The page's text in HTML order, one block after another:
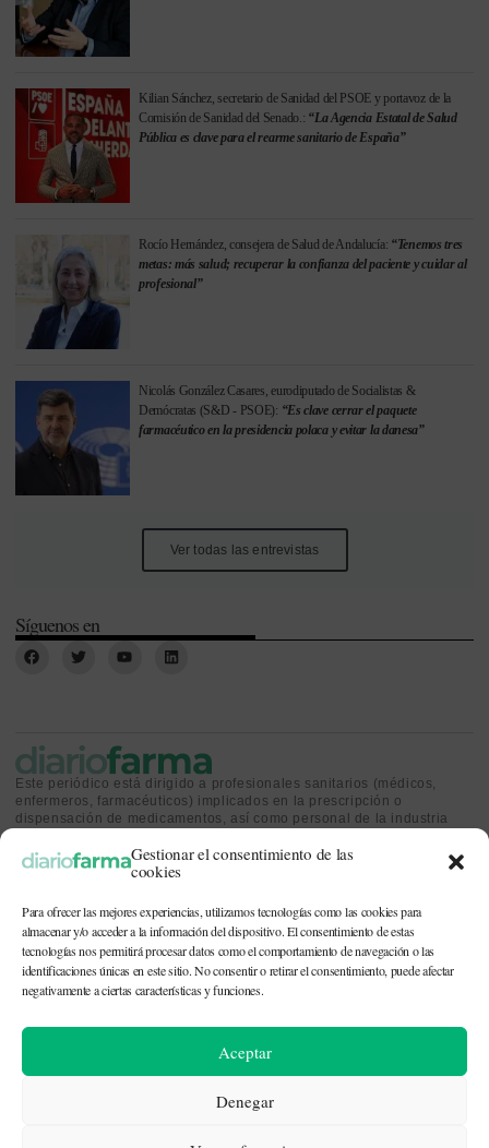
Gestionar el consentimiento de las
cookies
Para ofrecer las mejores experiencias, utilizamos tecnologías como las cookies para
almacenar y/o acceder a la información del dispositivo. El consentimiento de estas
tecnologías nos permitirá procesar datos como el comportamiento de navegación o las
identificaciones únicas en este sitio. No consentir o retirar el consentimiento, puede afectar
negativamente a ciertas características y funciones.
Aceptar
Denegar
Kilian Sánchez, secretario de Sanidad del PSOE y portavoz de la
Comisión de Sanidad del Senado.: “La Agencia Estatal de Salud
Pública es clave para el rearme sanitario de España”
Rocío Hernández, consejera de Salud de Andalucía: “Tenemos tres
metas: más salud; recuperar la confianza del paciente y cuidar al
profesional”
Nicolás González Casares, eurodiputado de Socialistas &
Demócratas (S&D - PSOE): “Es clave cerrar el paquete
farmacéutico en la presidencia polaca y evitar la danesa”
Ver todas las entrevistas
Síguenos en
Este periódico está dirigido a profesionales sanitarios (médicos,
enfermeros, farmacéuticos) implicados en la prescripción o
dispensación de medicamentos, así como personal de la industria
sanitaria.
CONTACTO Y QUIÉNES SOMOS|POLÍTICA DE COOKIES|POLÍTICA DE
© 2026. Todos los derechos reservados. |
| Recursos
fotográficos: depositphotos